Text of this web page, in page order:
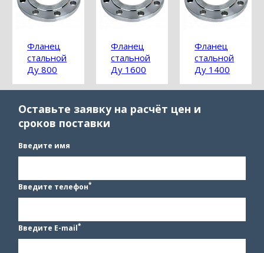
Фланец
стальной
Ду 800
Фланец
стальной
Ду 1600
Фланец
стальной
Ду 1400
Оставьте заявку на расчёт цен и
сроков поставки
Введите имя
Введите телефон*
Введите E-mail*